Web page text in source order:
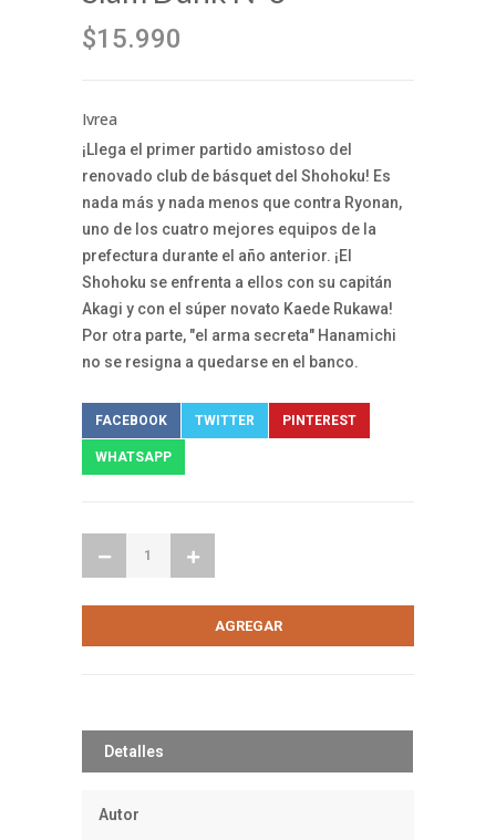
$15.990
Ivrea
¡Llega el primer partido amistoso del
renovado club de básquet del Shohoku! Es
nada más y nada menos que contra Ryonan,
uno de los cuatro mejores equipos de la
prefectura durante el año anterior. ¡El
Shohoku se enfrenta a ellos con su capitán
Akagi y con el súper novato Kaede Rukawa!
Por otra parte, "el arma secreta" Hanamichi
no se resigna a quedarse en el banco.
FACEBOOK TWITTER PINTEREST
WHATSAPP
Detalles
Autor